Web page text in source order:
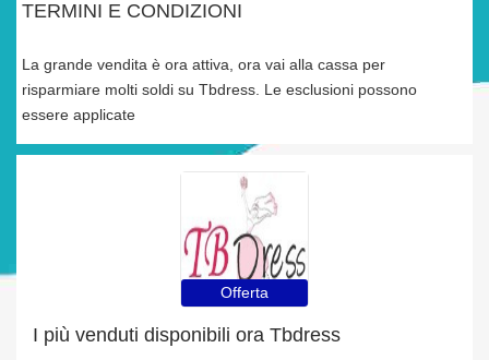
TERMINI E CONDIZIONI
La grande vendita è ora attiva, ora vai alla cassa per
risparmiare molti soldi su Tbdress. Le esclusioni possono
essere applicate
Offerta
I più venduti disponibili ora Tbdress